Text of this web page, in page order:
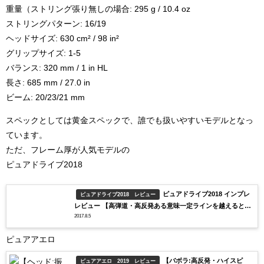
重量（ストリング張り無しの場合: 295 g / 10.4 oz
ストリングパターン: 16/19
ヘッドサイズ: 630 cm² / 98 in²
グリップサイズ: 1-5
バランス: 320 mm / 1 in HL
長さ: 685 mm / 27.0 in
ビーム: 20/23/21 mm
スペックとしては黄金スペックで、誰でも扱いやすいモデルとなっ
ています。
ただ、フレーム厚が人気モデルの
ピュアドライブ2018
ピュアドライブ2018 レビュー
ピュアドライブ2018 インプレ
レビュー 【高弾道・高反発ある意味一定ラインを越えると上
級者向けラケット】
2017.8.5
ピュアアエロ
ピュアアエロ 2019 レビュー 【バボラ:高反発・ハイスピ